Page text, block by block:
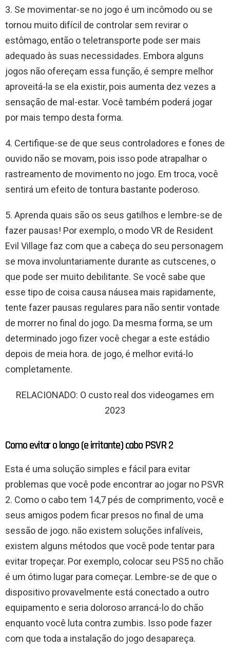
3. Se movimentar-se no jogo é um incômodo ou se
tornou muito difícil de controlar sem revirar o
estômago, então o teletransporte pode ser mais
adequado às suas necessidades. Embora alguns
jogos não ofereçam essa função, é sempre melhor
aproveitá-la se ela existir, pois aumenta dez vezes a
sensação de mal-estar. Você também poderá jogar
por mais tempo desta forma.
4. Certifique-se de que seus controladores e fones de
ouvido não se movam, pois isso pode atrapalhar o
rastreamento de movimento no jogo. Em troca, você
sentirá um efeito de tontura bastante poderoso.
5. Aprenda quais são os seus gatilhos e lembre-se de
fazer pausas! Por exemplo, o modo VR de Resident
Evil Village faz com que a cabeça do seu personagem
se mova involuntariamente durante as cutscenes, o
que pode ser muito debilitante. Se você sabe que
esse tipo de coisa causa náusea mais rapidamente,
tente fazer pausas regulares para não sentir vontade
de morrer no final do jogo. Da mesma forma, se um
determinado jogo fizer você chegar a este estádio
depois de meia hora. de jogo, é melhor evitá-lo
completamente.
RELACIONADO: O custo real dos videogames em
2023
Como evitar o longo (e irritante) cabo PSVR 2
Esta é uma solução simples e fácil para evitar
problemas que você pode encontrar ao jogar no PSVR
2. Como o cabo tem 14,7 pés de comprimento, você e
seus amigos podem ficar presos no final de uma
sessão de jogo. não existem soluções infalíveis,
existem alguns métodos que você pode tentar para
evitar tropeçar. Por exemplo, colocar seu PS5 no chão
é um ótimo lugar para começar. Lembre-se de que o
dispositivo provavelmente está conectado a outro
equipamento e seria doloroso arrancá-lo do chão
enquanto você luta contra zumbis. Isso pode fazer
com que toda a instalação do jogo desapareça.